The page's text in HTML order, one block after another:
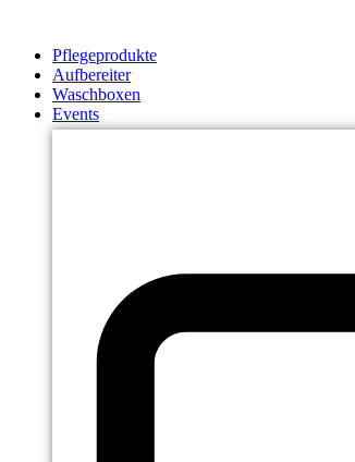
springenPflegeprodukte
Aufbereiter
Waschboxen
Events